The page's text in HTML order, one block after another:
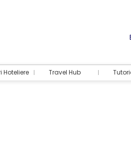
Hoteliere Travel Hub